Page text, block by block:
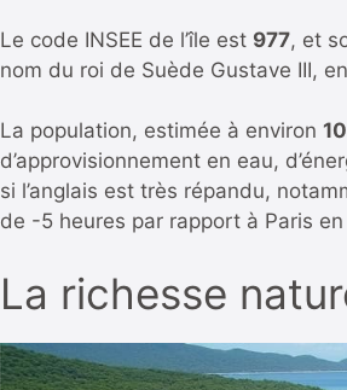
Le code INSEE de l’île est 977, et
nom du roi de Suède Gustave III,
La population, estimée à environ
d’approvisionnement en eau,
si l’anglais est très répandu,
de -5 heures par rapport à Paris
La richesse